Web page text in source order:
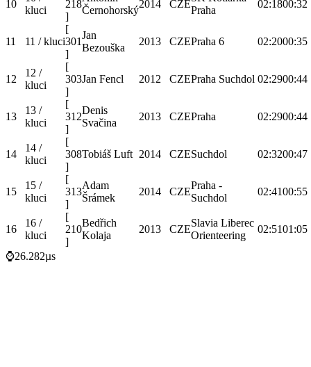
10
kluci
218
]
Černohorský
2014 CZE
Praha
02:1800:32
11 11 / kluci
[
301
]
Jan
Bezouška
2013 CZEPraha 6 02:2000:35
12
12 /
kluci
[
303
]
Jan Fencl 2012 CZEPraha Suchdol 02:2900:44
13
13 /
kluci
[
312
]
Denis
Svačina
2013 CZEPraha 02:2900:44
14
14 /
kluci
[
308
]
Tobiáš Luft 2014 CZESuchdol 02:3200:47
15
15 /
kluci
[
313
]
Adam
Šrámek
2014 CZE
Praha -
Suchdol
02:4100:55
16
16 /
kluci
[
210
]
Bedřich
Kolaja
2013 CZE
Slavia Liberec
Orienteering
02:5101:05
⌚26.282µs